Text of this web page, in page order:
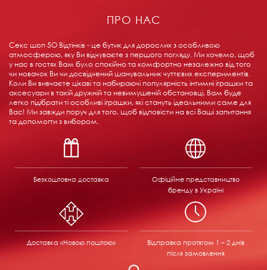
ПРО НАС
Секс шоп 5О Відтінків - це бутик для дорослих з особливою
атмосферою, яку Ви відчуваєте з першого погляду. Ми хочемо, щоб
у нас в гостях Вам було спокійно та комфортно незалежно від того
чи новачок Ви чи досвідчений шанувальник чуттєвих експериментів.
Коли Ви вивчаєте цікаві та набираючі популярність інтимні іграшки та
аксесуари в такій дружній та невимушеній обстановці, Вам буде
легко підібрати ті особливі іграшки, які стануть ідеальними саме для
Вас! Ми завжди поруч для того, щоб відповісти на всі Ваші запитання
та допомогти з вибором.
Безкоштовна доставка
Офіційне представництво
бренду в Україні
Доставка «Новою поштою» Відправка протягом 1 – 2 днів
після замовлення